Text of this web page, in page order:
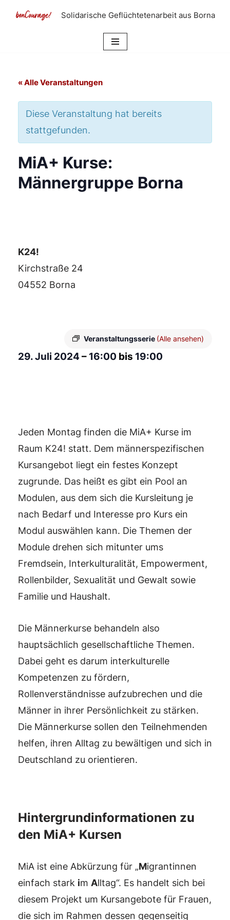
Solidarische Geflüchtetenarbeit aus Borna
« Alle Veranstaltungen
Diese Veranstaltung hat bereits
stattgefunden.
MiA+ Kurse:
Männergruppe Borna
K24!
Kirchstraße 24
04552 Borna
Veranstaltungsserie (Alle ansehen)
29. Juli 2024 – 16:00 bis 19:00
Jeden Montag finden die MiA+ Kurse im
Raum K24! statt. Dem männerspezifischen
Kursangebot liegt ein festes Konzept
zugrunde. Das heißt es gibt ein Pool an
Modulen, aus dem sich die Kursleitung je
nach Bedarf und Interesse pro Kurs ein
Modul auswählen kann. Die Themen der
Module drehen sich mitunter ums
Fremdsein, Interkulturalität, Empowerment,
Rollenbilder, Sexualität und Gewalt sowie
Familie und Haushalt.
Die Männerkurse behandeln also
hauptsächlich gesellschaftliche Themen.
Dabei geht es darum interkulturelle
Kompetenzen zu fördern,
Rollenverständnisse aufzubrechen und die
Männer in ihrer Persönlichkeit zu stärken.
Die Männerkurse sollen den Teilnehmenden
helfen, ihren Alltag zu bewältigen und sich in
Deutschland zu orientieren.
Hintergrundinformationen zu
den MiA+ Kursen
MiA ist eine Abkürzung für „Migrantinnen
einfach stark im Alltag“. Es handelt sich bei
diesem Projekt um Kursangebote für Frauen,
die sich im Rahmen dessen gegenseitig